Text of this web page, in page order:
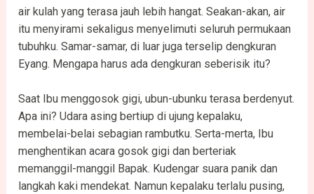
air kulah yang terasa jauh lebih hangat. Seakan-akan, air
itu menyirami sekaligus menyelimuti seluruh permukaan
tubuhku. Samar-samar, di luar juga terselip dengkuran
Eyang. Mengapa harus ada dengkuran seberisik itu?
Saat Ibu menggosok gigi, ubun-ubunku terasa berdenyut.
Apa ini? Udara asing bertiup di ujung kepalaku,
membelai-belai sebagian rambutku. Serta-merta, Ibu
menghentikan acara gosok gigi dan berteriak
memanggil-manggil Bapak. Kudengar suara panik dan
langkah kaki mendekat. Namun kepalaku terlalu pusing,